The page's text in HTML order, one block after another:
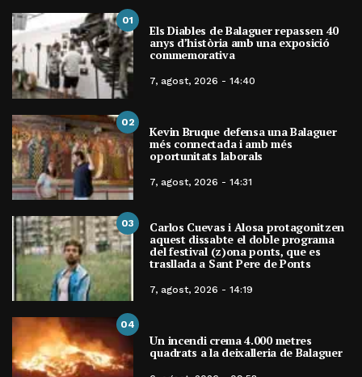
01
Els Diables de Balaguer repassen 40
anys d’història amb una exposició
commemorativa
7, agost, 2026 - 14:40
02
Kevin Bruque defensa una Balaguer
més connectada i amb més
oportunitats laborals
7, agost, 2026 - 14:31
03 Carlos Cuevas i Alosa protagonitzen
aquest dissabte el doble programa
del festival (z)ona ponts, que es
trasllada a Sant Pere de Ponts
7, agost, 2026 - 14:19
04
Un incendi crema 4.000 metres
quadrats a la deixalleria de Balaguer